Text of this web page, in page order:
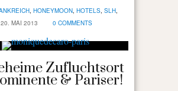
, HONEYMOON, HOTELS, SLH,
20. MAI 2013 0 COMMENTS
Zufluchtsort
& Pariser!